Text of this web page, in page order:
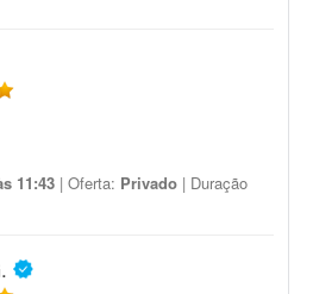
11:43 | Oferta: Privado | Duração